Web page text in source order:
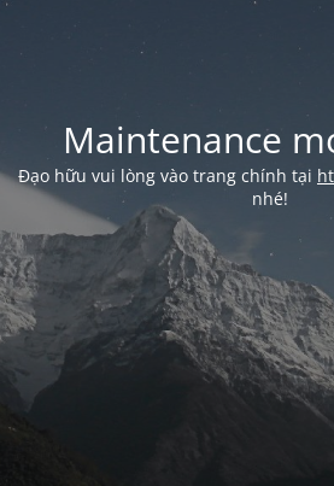
Maintenance
Đạo hữu vui lòng vào trang chính tại
nhé!